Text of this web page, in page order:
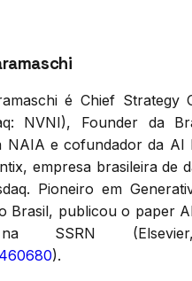
é Chief Strategy
NVNI), Founder da
NAIA e cofundador da AI
empresa brasileira de
Pioneiro em
Brasil, publicou o paper
SSRN
).